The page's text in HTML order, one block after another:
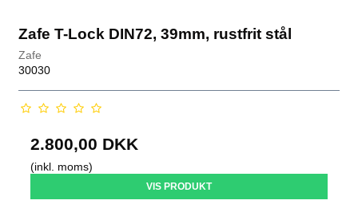
Zafe T-Lock DIN72, 39mm, rustfrit stål
Zafe
30030
2.800,00 DKK
(inkl. moms)
VIS PRODUKT